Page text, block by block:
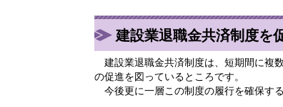
建設業退職金共済制度を
建設業退職金共済制度は、短期間に複
の促進を図っているところです。
今後更に一層この制度の履行を確保す